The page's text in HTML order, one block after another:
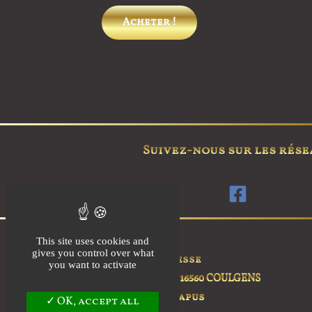
sur 5
Acheter !
produit
options
la
du
produit
Suivez-nous sur les
Adresse
16560 COULGENS
Les Capus
This site uses cookies and
gives you control over what
you want to activate
OK, accept all